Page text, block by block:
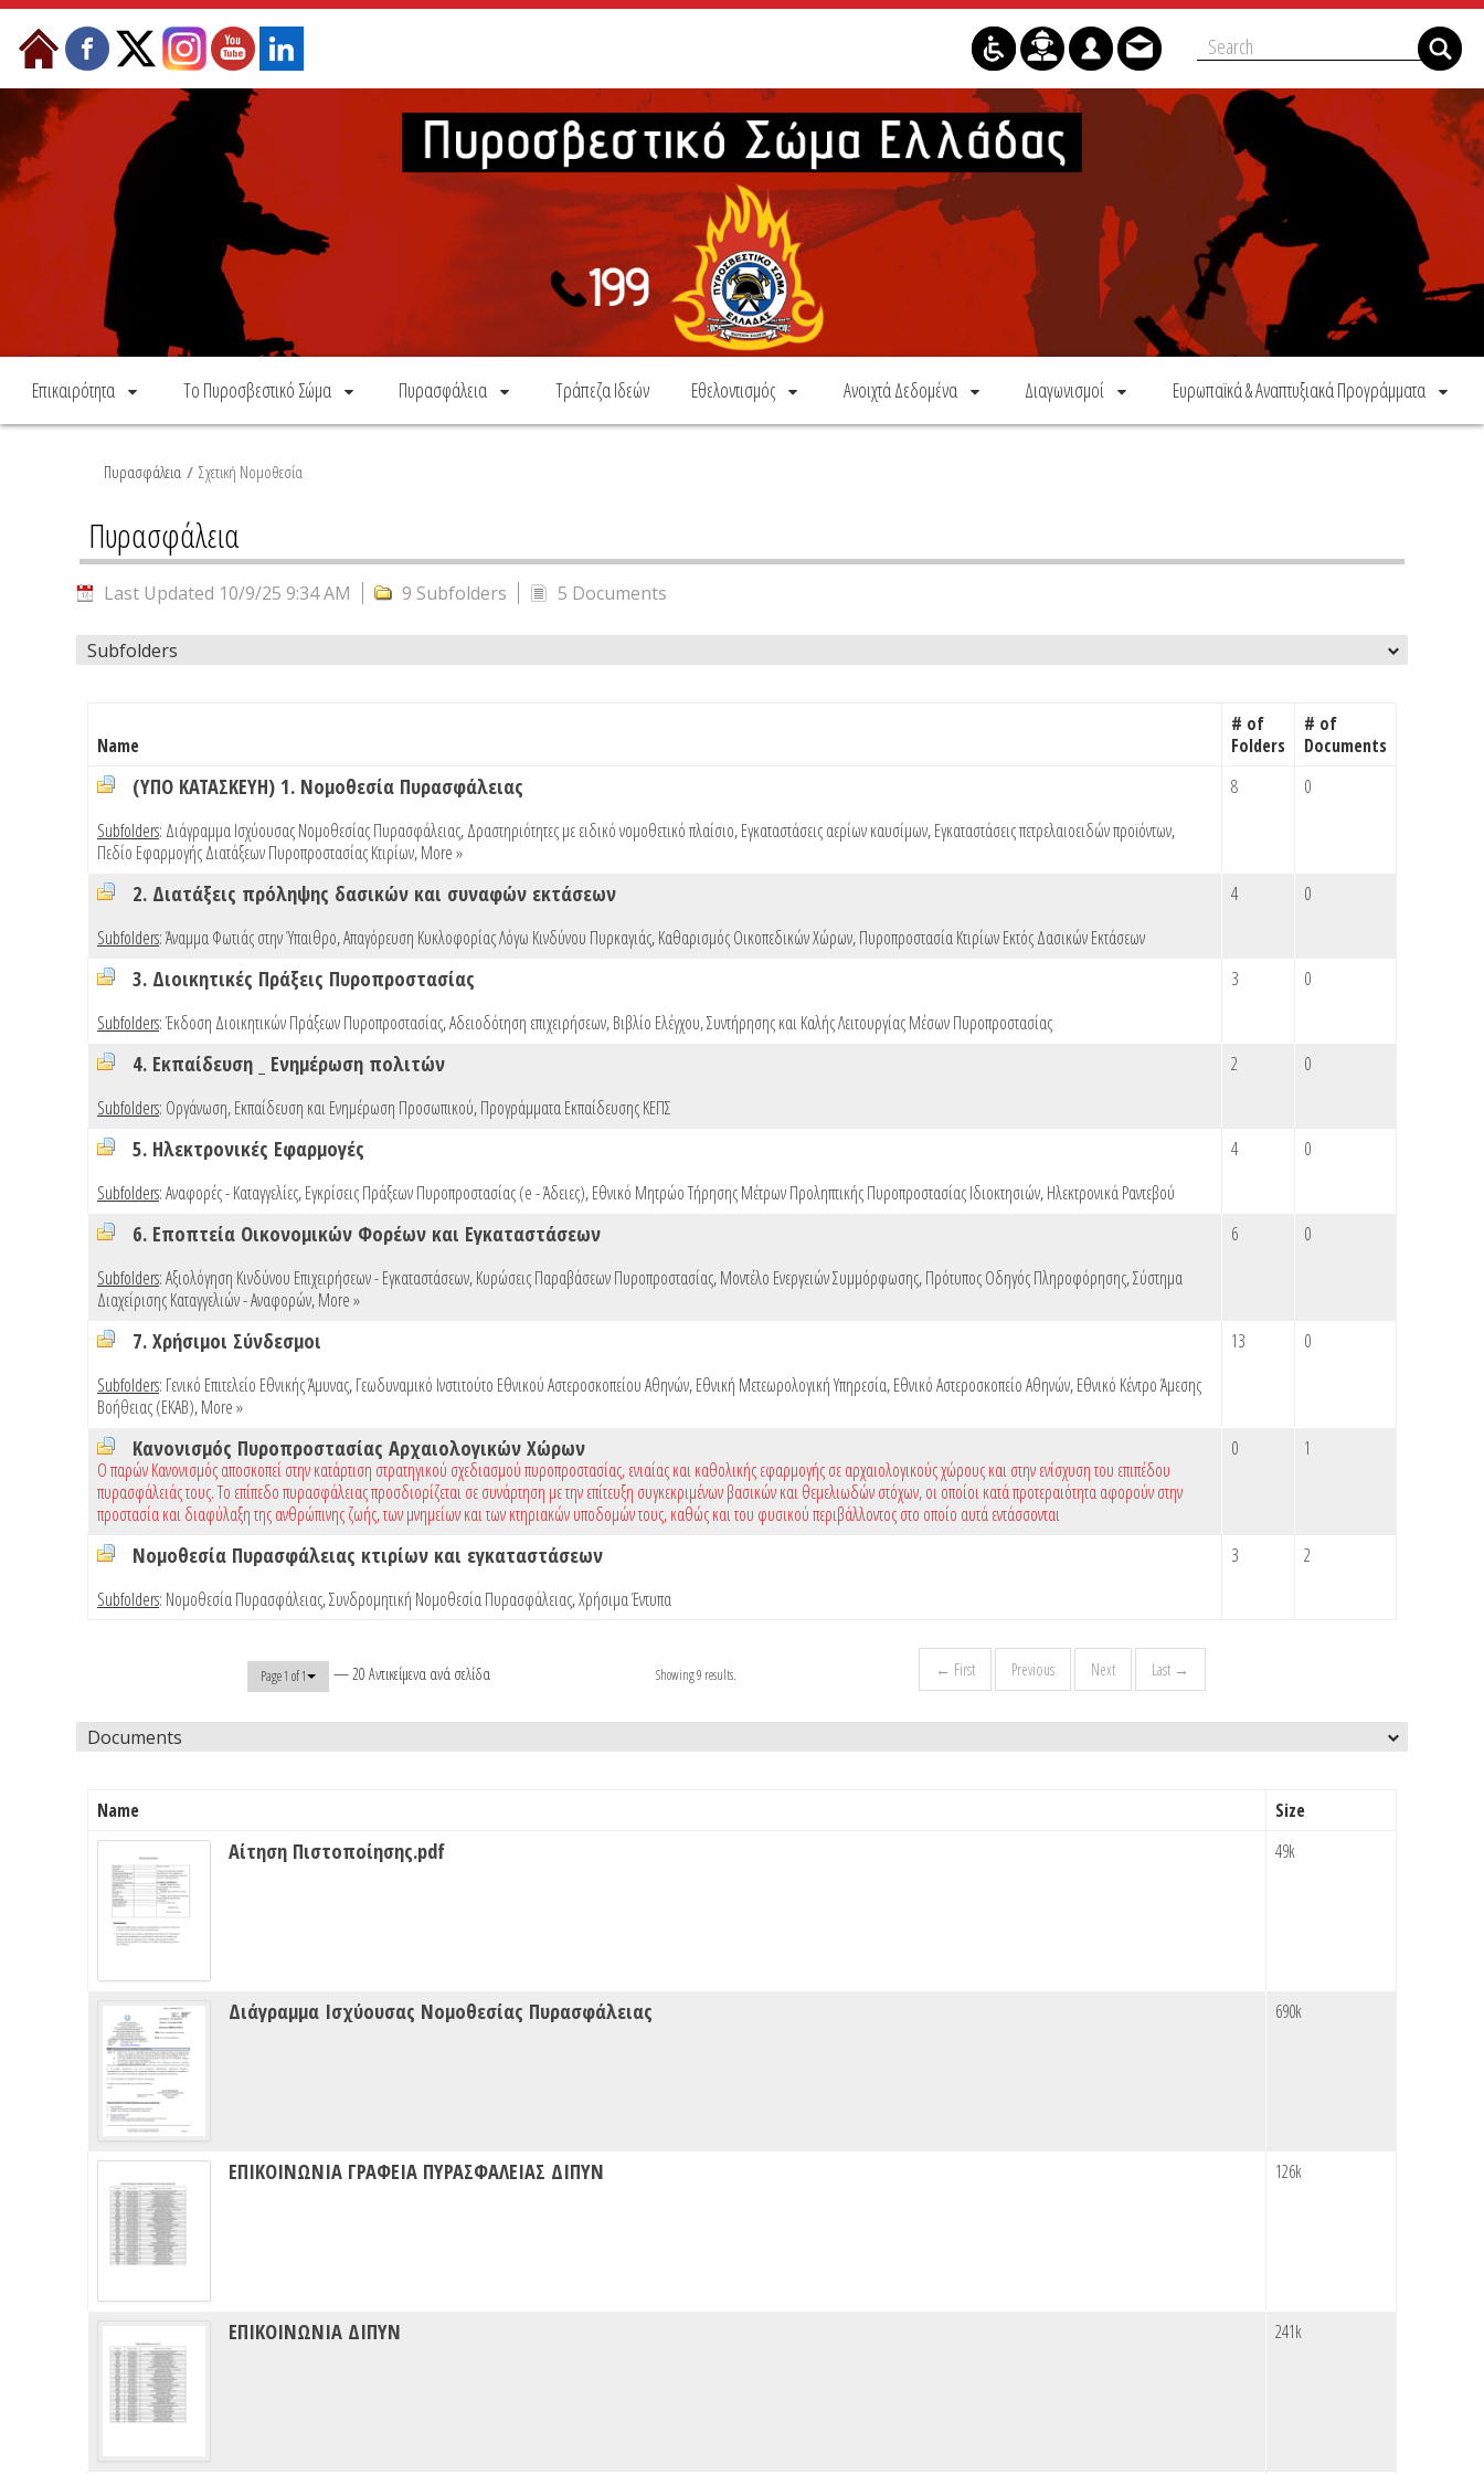
Skip to Content
Επικαιρότητα Το Πυροσβεστικό Σώμα Πυρασφάλεια Τράπεζα Ιδεών Εθελοντισμός Ανοιχτά Δεδομένα Διαγωνισμοί Ευρωπαϊκά & Αναπτυξιακά Προγράμματα
Πυρασφάλεια / Σχετική Νομοθεσία
Πυρασφάλεια
Last Updated 10/9/25 9:34 AM 9 Subfolders 5 Documents
Subfolders
Name
# of
Folders
# of
Documents
(ΥΠΟ ΚΑΤΑΣΚΕΥΗ) 1. Νομοθεσία Πυρασφάλειας
Subfolders: Διάγραμμα Ισχύουσας Νομοθεσίας Πυρασφάλειας,Δραστηριότητες με ειδικό νομοθετικό πλαίσιο,Εγκαταστάσεις αερίων καυσίμων,Εγκαταστάσεις πετρελαιοειδών προϊόντων,
Πεδίο Εφαρμογής Διατάξεων Πυροπροστασίας Κτιρίων,More »
8 0
2. Διατάξεις πρόληψης δασικών και συναφών εκτάσεων
Subfolders:Άναμμα Φωτιάς στην Ύπαιθρο,Απαγόρευση Κυκλοφορίας Λόγω Κινδύνου Πυρκαγιάς,Καθαρισμός Οικοπεδικών Χώρων,Πυροπροστασία Κτιρίων Εκτός Δασικών Εκτάσεων
4 0
3. Διοικητικές Πράξεις Πυροπροστασίας
Subfolders:Έκδοση Διοικητικών Πράξεων Πυροπροστασίας,Αδειοδότηση επιχειρήσεων,Βιβλίο Ελέγχου, Συντήρησης και Καλής Λειτουργίας Μέσων Πυροπροστασίας
3 0
4. Εκπαίδευση _ Ενημέρωση πολιτών
Subfolders: Οργάνωση, Εκπαίδευση και Ενημέρωση Προσωπικού,Προγράμματα Εκπαίδευσης ΚΕΠΣ
2 0
5. Ηλεκτρονικές Εφαρμογές
Subfolders:Αναφορές - Καταγγελίες,Εγκρίσεις Πράξεων Πυροπροστασίας (e - Άδειες),Εθνικό Μητρώο Τήρησης Μέτρων Προληπτικής Πυροπροστασίας Ιδιοκτησιών,Ηλεκτρονικά Ραντεβού
4 0
6. Εποπτεία Οικονομικών Φορέων και Εγκαταστάσεων
Subfolders:Αξιολόγηση Κινδύνου Επιχειρήσεων - Εγκαταστάσεων,Κυρώσεις Παραβάσεων Πυροπροστασίας,Μοντέλο Ενεργειών Συμμόρφωσης,Πρότυπος Οδηγός Πληροφόρησης,Σύστημα
Διαχείρισης Καταγγελιών - Αναφορών,More »
6 0
7. Χρήσιμοι Σύνδεσμοι
Subfolders: Γενικό Επιτελείο Εθνικής Άμυνας,Γεωδυναμικό Ινστιτούτο Εθνικού Αστεροσκοπείου Αθηνών,Εθνική Μετεωρολογική Υπηρεσία,Εθνικό Αστεροσκοπείο Αθηνών,Εθνικό Κέντρο Άμεσης
Βοήθειας (ΕΚΑΒ),More »
13 0
Κανονισμός Πυροπροστασίας Αρχαιολογικών Χώρων
Ο παρών Κανονισμός αποσκοπεί στην κατάρτιση στρατηγικού σχεδιασμού πυροπροστασίας, ενιαίας και καθολικής εφαρμογής σε αρχαιολογικούς χώρους και στην ενίσχυση του επιπέδου
πυρασφάλειάς τους. Το επίπεδο πυρασφάλειας προσδιορίζεται σε συνάρτηση με την επίτευξη συγκεκριμένων βασικών και θεμελιωδών στόχων, οι οποίοι κατά προτεραιότητα αφορούν στην
προστασία και διαφύλαξη της ανθρώπινης ζωής, των μνημείων και των κτηριακών υποδομών τους, καθώς και του φυσικού περιβάλλοντος στο οποίο αυτά εντάσσονται
0 1
Νομοθεσία Πυρασφάλειας κτιρίων και εγκαταστάσεων
Subfolders: Νομοθεσία Πυρασφάλειας,Συνδρομητική Νομοθεσία Πυρασφάλειας,Χρήσιμα Έντυπα
3 2
Page 1 of 1 — 20 Αντικείμενα ανά σελίδα Showing 9 results. ← First Previous Next Last →
Documents
Name Size
Αίτηση Πιστοποίησης.pdf 49k
Διάγραμμα Ισχύουσας Νομοθεσίας Πυρασφάλειας 690k
ΕΠΙΚΟΙΝΩΝΙΑ ΓΡΑΦΕΙΑ ΠΥΡΑΣΦΑΛΕΙΑΣ ΔΙΠΥΝ 126k
ΕΠΙΚΟΙΝΩΝΙΑ ΔΙΠΥΝ 241k